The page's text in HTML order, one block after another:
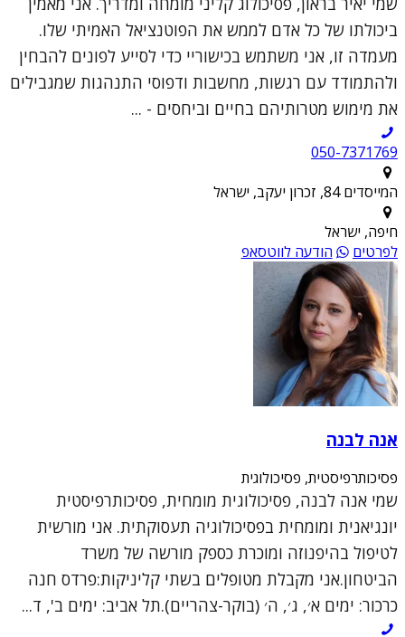
ביכולתו של כל אדם לממש את הפוטנציאל האמיתי שלו.
מעמדה זו, אני משתמש בכישוריי כדי לסייע לפונים להבחין
ולהתמודד עם רגשות, מחשבות ודפוסי התנהגות שמגבילים
את מימוש מטרותיהם בחיים וביחסים - ...
050-7371769
המייסדים 84, זכרון יעקב, ישראל
חיפה, ישראל
לפרטים
הודעה לווטסאפ
אנה לבנה
פסיכותרפיסטית, פסיכולוגית
שמי אנה לבנה, פסיכולוגית מומחית, פסיכותרפיסטית
יונגיאנית ומומחית בפסיכולוגיה תעסוקתית. אני מורשית
לטיפול בהיפנוזה ומוכרת כספק מורשה של משרד
הביטחון.אני מקבלת מטופלים בשתי קליניקות:פרדס חנה
כרכור: ימים א׳, ג׳, ה׳ (בוקר-צהריים).תל אביב: ימים ב', ד...